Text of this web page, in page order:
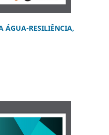
ÁGUA-RESILIÊNCIA,